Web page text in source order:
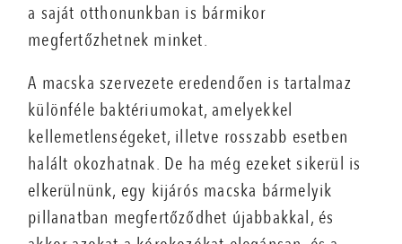
a saját otthonunkban is bármikor
megfertőzhetnek minket.
A macska szervezete eredendően is tartalmaz
különféle baktériumokat, amelyekkel
kellemetlenségeket, illetve rosszabb esetben
halált okozhatnak. De ha még ezeket sikerül is
elkerülnünk, egy kijárós macska bármelyik
pillanatban megfertőződhet újabbakkal, és